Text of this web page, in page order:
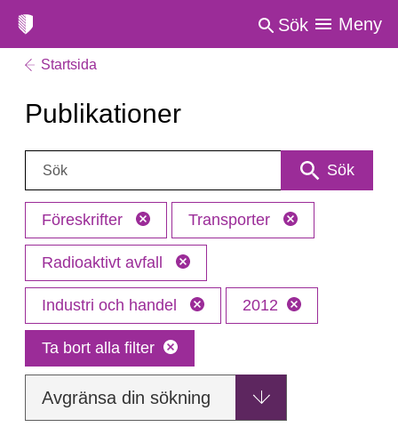
Sök Meny
Startsida
Publikationer
Sök: Sök
Föreskrifter Transporter
Radioaktivt avfall
Industri och handel 2012
Ta bort alla filter
Avgränsa din sökning